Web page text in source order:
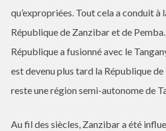
qu’expropriées. Tout cela a conduit à
République de Zanzibar et de
République a fusionné avec le
est devenu plus tard la République
reste une région semi-autonome de
Au fil des siècles, Zanzibar a été